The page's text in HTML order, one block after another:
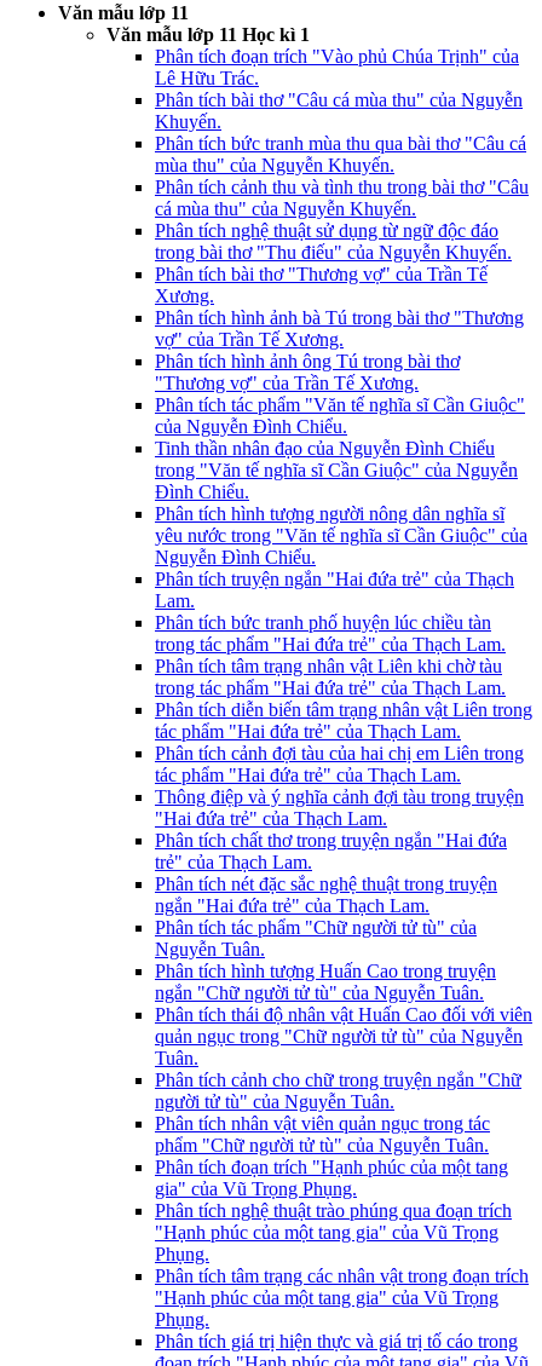
Văn mẫu lớp 11
Văn mẫu lớp 11 Học kì 1
Phân tích đoạn trích "Vào phủ Chúa Trịnh" của
Lê Hữu Trác.
Phân tích bài thơ "Câu cá mùa thu" của Nguyễn
Khuyến.
Phân tích bức tranh mùa thu qua bài thơ "Câu cá
mùa thu" của Nguyễn Khuyến.
Phân tích cảnh thu và tình thu trong bài thơ "Câu
cá mùa thu" của Nguyễn Khuyến.
Phân tích nghệ thuật sử dụng từ ngữ độc đáo
trong bài thơ "Thu điếu" của Nguyễn Khuyến.
Phân tích bài thơ "Thương vợ" của Trần Tế
Xương.
Phân tích hình ảnh bà Tú trong bài thơ "Thương
vợ" của Trần Tế Xương.
Phân tích hình ảnh ông Tú trong bài thơ
"Thương vợ" của Trần Tế Xương.
Phân tích tác phẩm "Văn tế nghĩa sĩ Cần Giuộc"
của Nguyễn Đình Chiểu.
Tinh thần nhân đạo của Nguyễn Đình Chiểu
trong "Văn tế nghĩa sĩ Cần Giuộc" của Nguyễn
Đình Chiểu.
Phân tích hình tượng người nông dân nghĩa sĩ
yêu nước trong "Văn tế nghĩa sĩ Cần Giuộc" của
Nguyễn Đình Chiểu.
Phân tích truyện ngắn "Hai đứa trẻ" của Thạch
Lam.
Phân tích bức tranh phố huyện lúc chiều tàn
trong tác phẩm "Hai đứa trẻ" của Thạch Lam.
Phân tích tâm trạng nhân vật Liên khi chờ tàu
trong tác phẩm "Hai đứa trẻ" của Thạch Lam.
Phân tích diễn biến tâm trạng nhân vật Liên trong
tác phẩm "Hai đứa trẻ" của Thạch Lam.
Phân tích cảnh đợi tàu của hai chị em Liên trong
tác phẩm "Hai đứa trẻ" của Thạch Lam.
Thông điệp và ý nghĩa cảnh đợi tàu trong truyện
"Hai đứa trẻ" của Thạch Lam.
Phân tích chất thơ trong truyện ngắn "Hai đứa
trẻ" của Thạch Lam.
Phân tích nét đặc sắc nghệ thuật trong truyện
ngắn "Hai đứa trẻ" của Thạch Lam.
Phân tích tác phẩm "Chữ người tử tù" của
Nguyễn Tuân.
Phân tích hình tượng Huấn Cao trong truyện
ngắn "Chữ người tử tù" của Nguyễn Tuân.
Phân tích thái độ nhân vật Huấn Cao đối với viên
quản ngục trong "Chữ người tử tù" của Nguyễn
Tuân.
Phân tích cảnh cho chữ trong truyện ngắn "Chữ
người tử tù" của Nguyễn Tuân.
Phân tích nhân vật viên quản ngục trong tác
phẩm "Chữ người tử tù" của Nguyễn Tuân.
Phân tích đoạn trích "Hạnh phúc của một tang
gia" của Vũ Trọng Phụng.
Phân tích nghệ thuật trào phúng qua đoạn trích
"Hạnh phúc của một tang gia" của Vũ Trọng
Phụng.
Phân tích tâm trạng các nhân vật trong đoạn trích
"Hạnh phúc của một tang gia" của Vũ Trọng
Phụng.
Phân tích giá trị hiện thực và giá trị tố cáo trong